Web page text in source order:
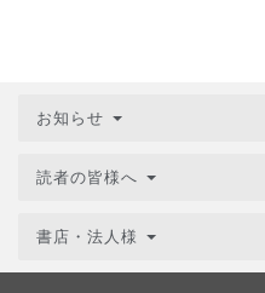
お知らせ
読者の皆様へ
書店・法人様